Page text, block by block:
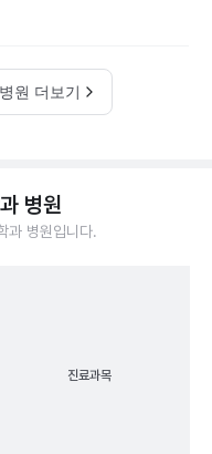
원 더보기
병원
과 병원입니다.
진료과목